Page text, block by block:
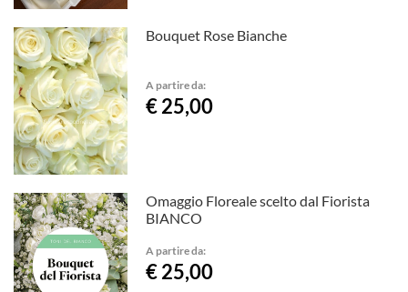
Bouquet Rose Bianche
A partire da:
€ 25,00
Omaggio Floreale scelto dal Fiorista
BIANCO
A partire da:
€ 25,00